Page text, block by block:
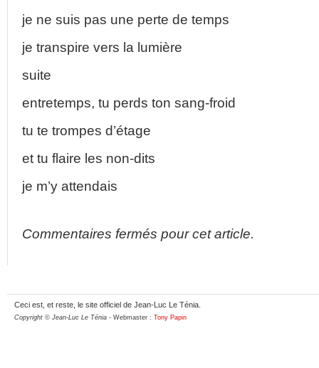
je ne suis pas une perte de temps
je transpire vers la lumière
suite
entretemps, tu perds ton sang-froid
tu te trompes d’étage
et tu flaire les non-dits
je m’y attendais
Commentaires fermés pour cet article.
Ceci est, et reste, le site officiel de Jean-Luc Le Ténia.
Copyright © Jean-Luc Le Ténia - Webmaster : Tony Papin